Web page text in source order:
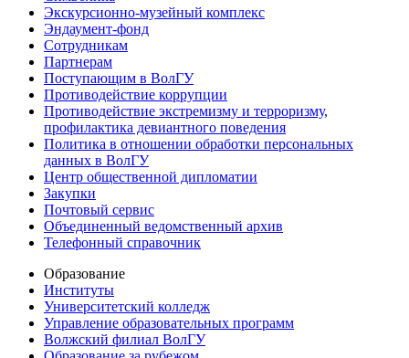
Экскурсионно-музейный комплекс
Эндаумент-фонд
Сотрудникам
Партнерам
Поступающим в ВолГУ
Противодействие коррупции
Противодействие экстремизму и терроризму,
профилактика девиантного поведения
Политика в отношении обработки персональных
данных в ВолГУ
Центр общественной дипломатии
Закупки
Почтовый сервис
Объединенный ведомственный архив
Телефонный справочник
Образование
Институты
Университетский колледж
Управление образовательных программ
Волжский филиал ВолГУ